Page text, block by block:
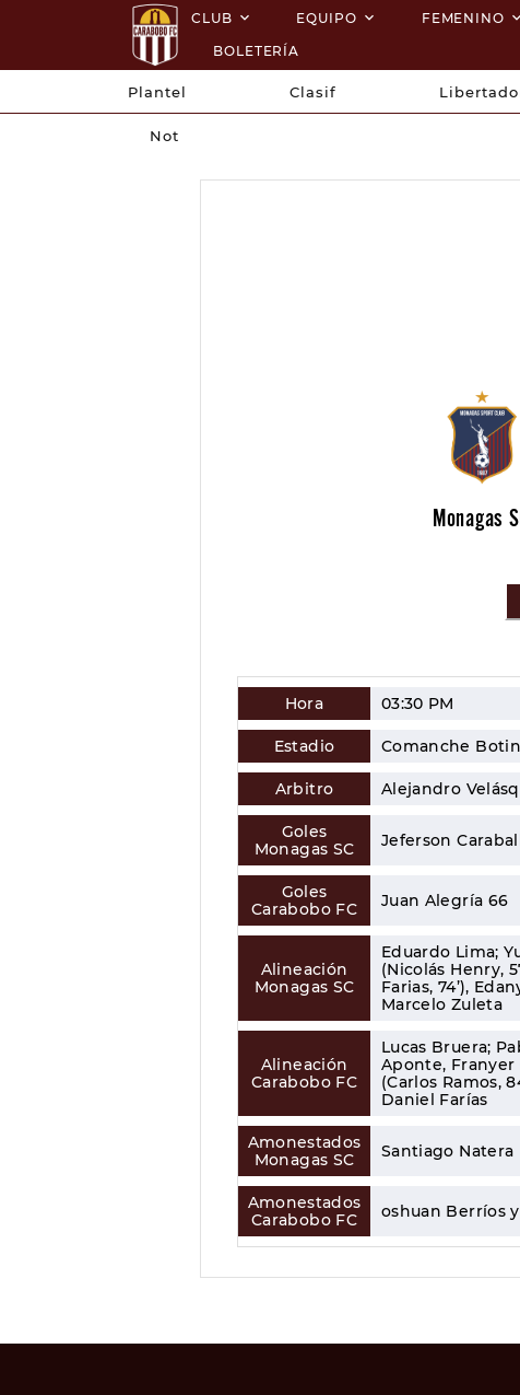
CLUB EQUIPO FEMENINO
BOLETERÍA
Plantel Clasif
Not
Monagas
Hora 03:30 PM
Estadio Comanche
Arbitro Alejandro
Goles
Monagas SC
Jeferson
Goles
Carabobo FC
Juan Alegría 66
Alineación
Monagas SC
Eduardo Lima;
(Nicolás Henry,
Farias, 74’),
Marcelo Zuleta
Alineación
Carabobo FC
Lucas Bruera;
Aponte, Franyer
(Carlos Ramos,
Daniel Farías
Amonestados
Monagas SC
Santiago Natera
Amonestados
Carabobo FC
oshuan Berríos